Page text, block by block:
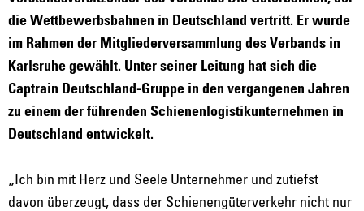
die Wettbewerbsbahnen in Deutschland vertritt. Er wurde
im Rahmen der Mitgliederversammlung des Verbands in
Karlsruhe gewählt. Unter seiner Leitung hat sich die
Captrain Deutschland-Gruppe in den vergangenen Jahren
zu einem der führenden Schienenlogistikunternehmen in
Deutschland entwickelt.
„Ich bin mit Herz und Seele Unternehmer und zutiefst
davon überzeugt, dass der Schienengüterverkehr nicht nur